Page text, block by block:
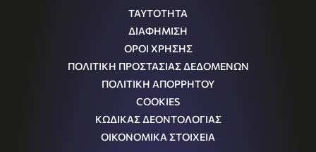
ΤΑΥΤΟΤΗΤΑ
ΔΙΑΦΗΜΙΣΗ
ΟΡΟΙ ΧΡΗΣΗΣ
ΠΟΛΙΤΙΚΗ ΠΡΟΣΤΑΣΙΑΣ ΔΕΔΟΜΕΝΩΝ
ΠΟΛΙΤΙΚΗ ΑΠΟΡΡΗΤΟΥ
COOKIES
ΚΩΔΙΚΑΣ ΔΕΟΝΤΟΛΟΓΙΑΣ
ΟΙΚΟΝΟΜΙΚΑ ΣΤΟΙΧΕΙΑ